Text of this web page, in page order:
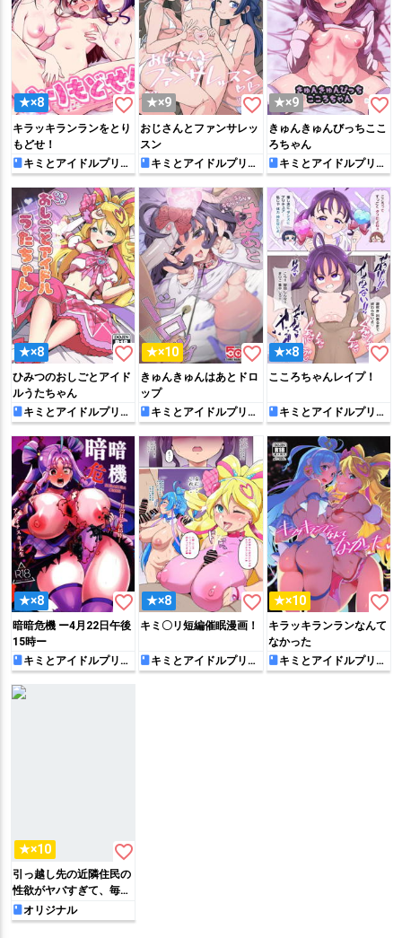
★×8 favorite_border
キラッキランランをとり
もどせ！
キミとアイドルプリキ
ュア♪
★×9 favorite_border
おじさんとファンサレッ
スン
キミとアイドルプリキ
ュア♪
★×9 favorite_border
きゅんきゅんびっちここ
ろちゃん
キミとアイドルプリキ
ュア♪
★×8 favorite_border
ひみつのおしごとアイド
ルうたちゃん
キミとアイドルプリキ
ュア♪
★×10 favorite_border
きゅんきゅんはあとドロ
ップ
キミとアイドルプリキ
ュア♪
★×8 favorite_border
こころちゃんレイプ！
キミとアイドルプリキ
ュア♪
★×8 favorite_border
暗暗危機 ー4月22日午後
15時ー
キミとアイドルプリキ
ュア♪
★×8 favorite_border
キミ〇リ短編催眠漫画！
キミとアイドルプリキ
ュア♪
★×10 favorite_border
キラッキランランなんて
なかった
キミとアイドルプリキ
ュア♪
★×10 favorite_border
引っ越し先の近隣住民の
性欲がヤバすぎて、毎日
キンタマ空っぽにされる
件。
オリジナル